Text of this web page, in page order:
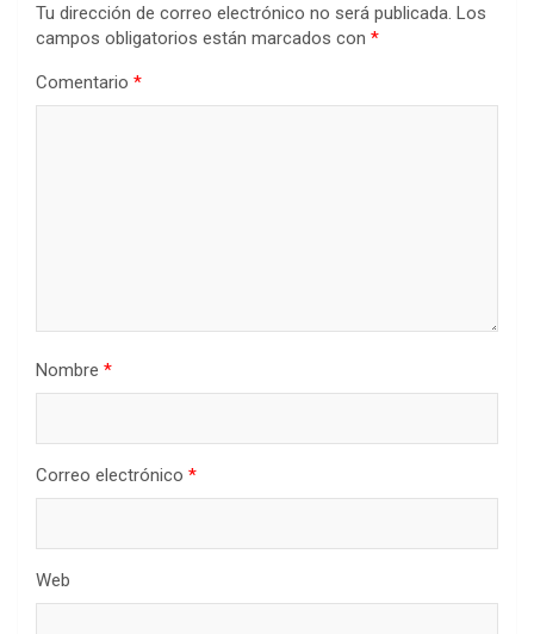
Tu dirección de correo electrónico no será publicada. Los
campos obligatorios están marcados con *
Comentario *
Nombre *
Correo electrónico *
Web